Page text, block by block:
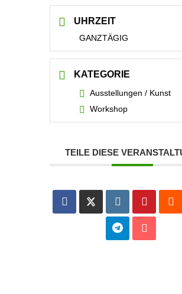
UHRZEIT
GANZTÄGIG
KATEGORIE
Ausstellungen / Kunst
Workshop
TEILE DIESE